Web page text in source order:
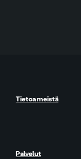
Tietoa meistä
Palvelut